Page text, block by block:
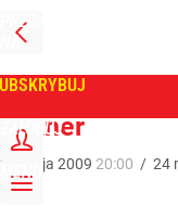
PRZEJDŹ
NA
GŁÓWNĄ
ZALOGUJ
MENU
Tygodnik Wprost
Skaner
24 maja 2009 20:00 / 24